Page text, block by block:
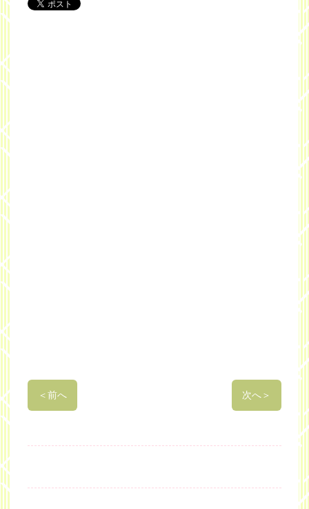
＜前へ 次へ＞